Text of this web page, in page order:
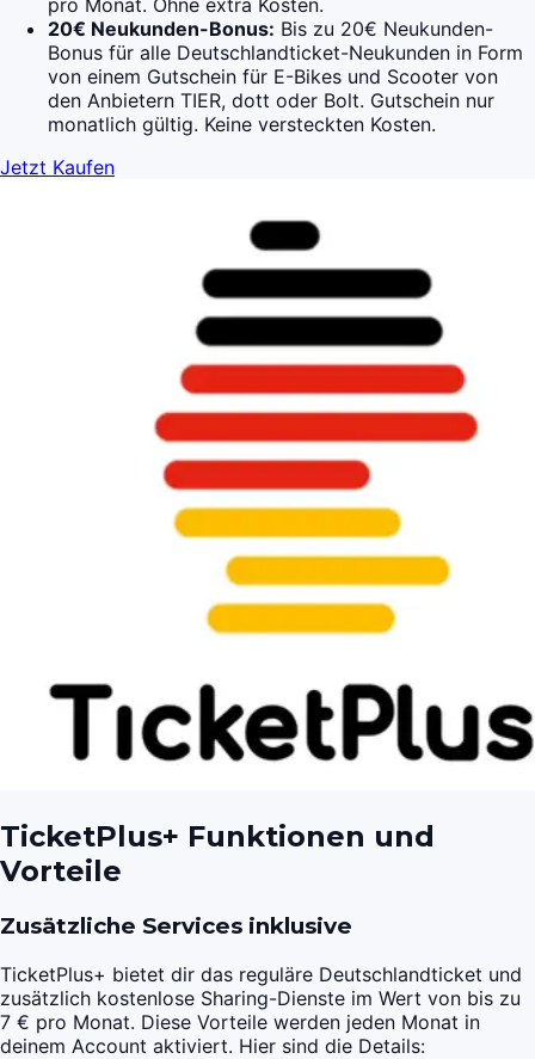
pro Monat. Ohne extra Kosten.
20€ Neukunden-Bonus: Bis zu 20€ Neukunden-
Bonus für alle Deutschlandticket-Neukunden in Form
von einem Gutschein für E-Bikes und Scooter von
den Anbietern TIER, dott oder Bolt. Gutschein nur
monatlich gültig. Keine versteckten Kosten.
Jetzt Kaufen
TicketPlus+ Funktionen und
Vorteile
Zusätzliche Services inklusive
TicketPlus+ bietet dir das reguläre Deutschlandticket und
zusätzlich kostenlose Sharing-Dienste im Wert von bis zu
7 € pro Monat. Diese Vorteile werden jeden Monat in
deinem Account aktiviert. Hier sind die Details: